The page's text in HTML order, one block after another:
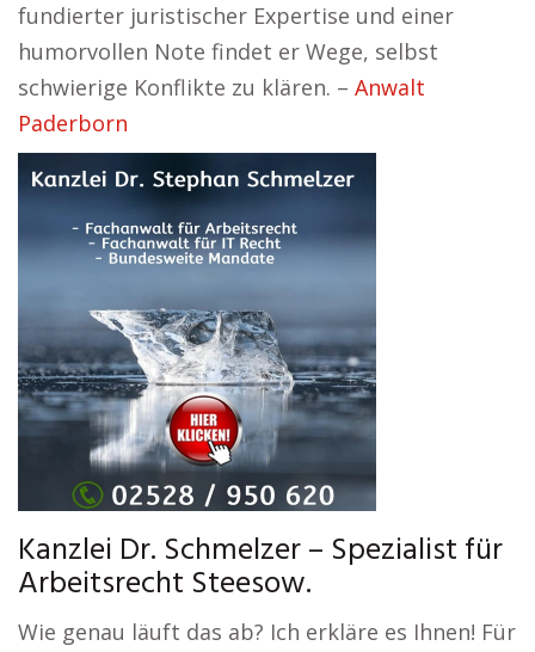
fundierter juristischer Expertise und einer
humorvollen Note findet er Wege, selbst
schwierige Konflikte zu klären. – Anwalt
Paderborn
Kanzlei Dr. Schmelzer – Spezialist für
Arbeitsrecht Steesow.
Wie genau läuft das ab? Ich erkläre es Ihnen! Für